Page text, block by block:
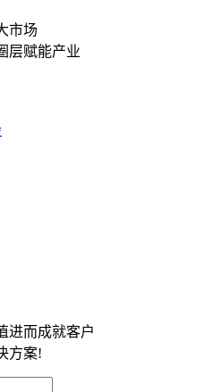
市场
层赋能产业
进而成就客户
方案!